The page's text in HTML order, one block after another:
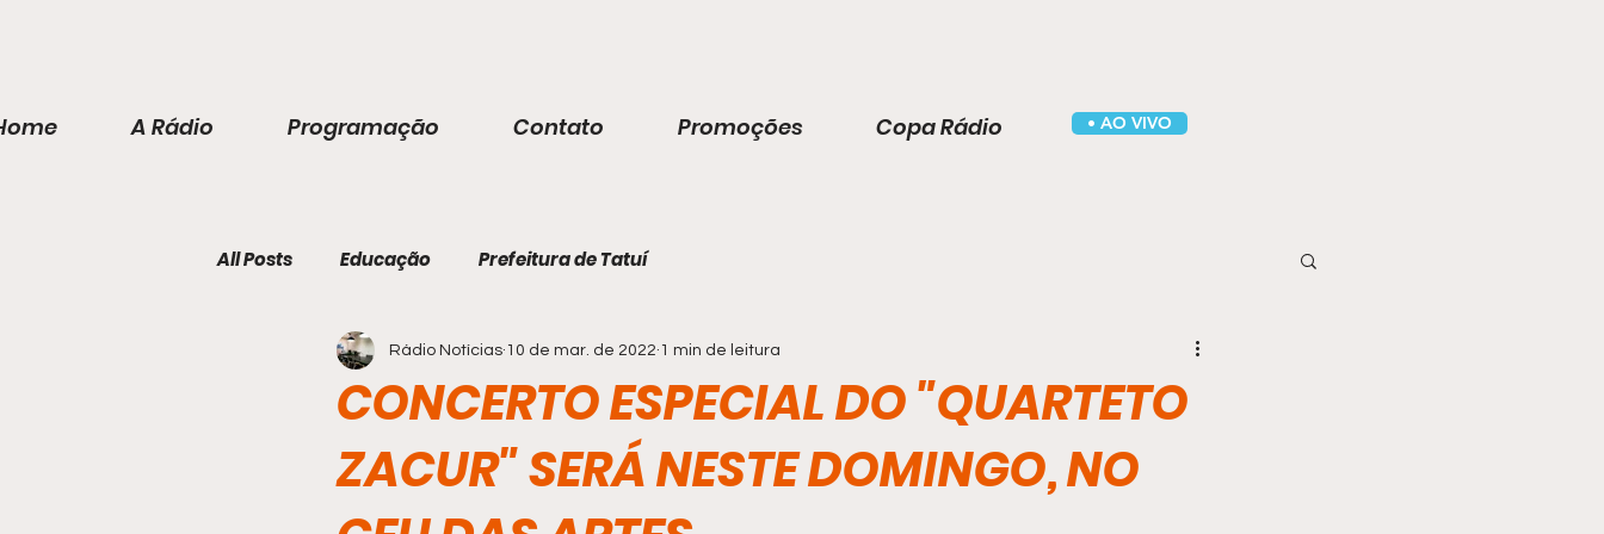
A Rádio Programação Contato Promoções Copa Rádio • AO VIVO
All Posts Educação Prefeitura de Tatuí
CONCERTO ESPECIAL DO "QUARTETO
ZACUR" SERÁ NESTE DOMINGO, NO
Rádio Notícias 10 de mar. de 2022 1 min de leitura